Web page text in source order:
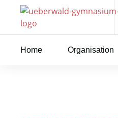
Home Organisation